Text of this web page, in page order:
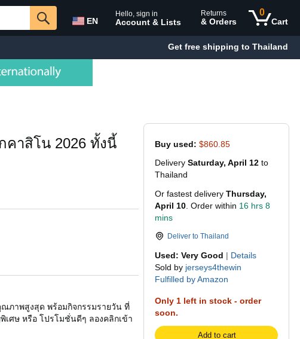
EN
Hello, sign in
Account & Lists
Returns
& Orders
0
Cart
Get free shipping to Thailand
Buy used: $860.85
Delivery Saturday, April 12 to
Thailand
Or fastest delivery Thursday,
April 10 . Order within 16 hrs 8
mins
Deliver to Thailand
Used: Very Good | Details
Sold by jerseys4thewin
Fulfilled by Amazon
Only 1 left in stock - order
soon.
Add to cart
คาสิโน 2026 ทั้งนี้
ภาพสูงสุด พร้อมกิจกรรมรายวัน ที่
เศษ หรือ โปรโมชั่นดีๆ ลองคลิกเข้า